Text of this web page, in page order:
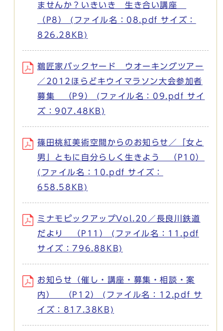
ませんか？いきいき 生き合い講座
（P8） (ファイル名：08.pdf サイズ：
826.28KB)
鵜匠家バックヤード ウオーキングツアー
／2012ほらどキウイマラソン大会参加者
募集 （P9） (ファイル名：09.pdf サイ
ズ：907.48KB)
篠田桃紅美術空間からのお知らせ／「女と
男」ともに自分らしく生きよう （P10）
(ファイル名：10.pdf サイズ：
658.58KB)
ミナモピックアップVol.20／長良川鉄道
だより （P11） (ファイル名：11.pdf
サイズ：796.88KB)
お知らせ（催し・講座・募集・相談・案
内） （P12） (ファイル名：12.pdf サ
イズ：817.38KB)